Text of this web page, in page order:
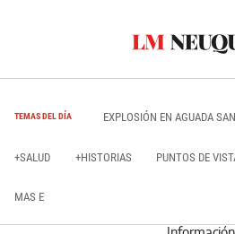
TEMAS DEL DÍA EXPLOSIÓN EN AGUADA
+SALUD +HISTORIAS PUNTOS DE
MAS E